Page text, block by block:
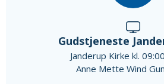
Gudstjeneste
Janderup Kirke kl.
Anne Mette Wind